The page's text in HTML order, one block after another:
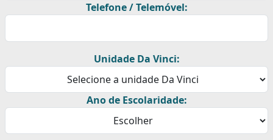
Telefone / Telemóvel:
Unidade Da Vinci:
Ano de Escolaridade: